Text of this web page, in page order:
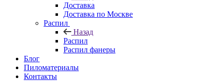
Доставка
Доставка по Москве
Распил
Назад
Распил
Распил фанеры
Блог
Пиломатериалы
Контакты